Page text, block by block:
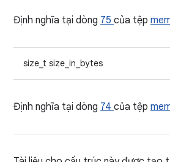
Định nghĩa tại dòng 75 của tệp
size_t size_in_bytes
Định nghĩa tại dòng 74 của tệp